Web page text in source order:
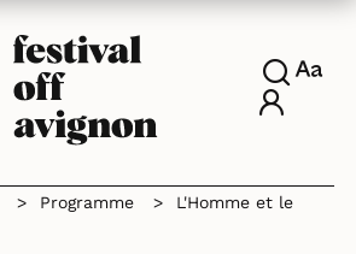
> Programme >
L'Homme et le